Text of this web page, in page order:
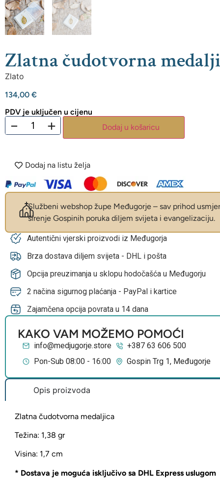
Zlatna čudotvorna
Zlato
134,00 €
PDV je uključen u cijenu
− + Dodaj u košaricu
Dodaj na listu želja
Službeni webshop župe Međugorje – sav prihod
širenje Gospinih poruka diljem svijeta i evangelizaciju.
Autentični vjerski proizvodi iz Međugorja
Brza dostava diljem svijeta - DHL i pošta
Opcija preuzimanja u sklopu hodočašća u Međugorju
2 načina sigurnog plaćanja - PayPal i kartice
Zajamčena opcija povrata u 14 dana
KAKO VAM MOŽEMO POMOĆI
info@medjugorje.store
+387 63 606 500
Pon-Sub 08:00 - 16:00
Gospin Trg 1, Međugorje
Opis proizvoda
Zlatna čudotvorna medaljica
Težina: 1,38 gr
Visina: 1,7 cm
* Dostava je moguća isključivo sa DHL Express uslugom